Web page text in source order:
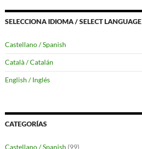
SELECCIONA IDIOMA / SELECT LANGUAGE
Castellano / Spanish
Català / Catalán
English / Inglés
CATEGORÍAS
Castellano / Spanish (99)